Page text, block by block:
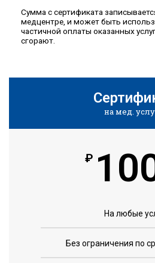
Сумма с сертификата
медцентре, и может быть
частичной оплаты оказанных
сгорают.
на мед.
₽
На любые
Без ограничения по